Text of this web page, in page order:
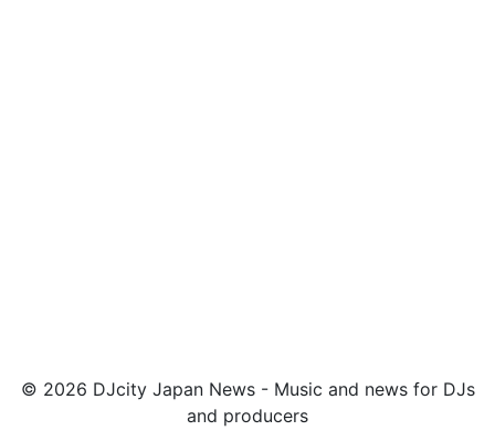
© 2026 DJcity Japan News - Music and news for DJs
and producers